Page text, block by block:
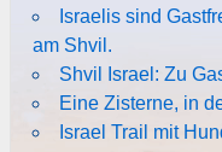
Israelis sind
am Shvil.
Shvil Israel: Zu
Eine Zisterne, in
Israel Trail mit